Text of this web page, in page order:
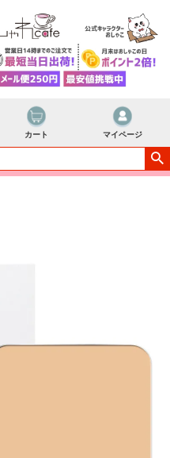
カート マイページ